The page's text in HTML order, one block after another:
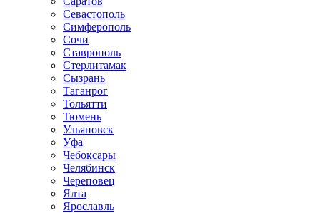
Севастополь
Симферополь
Сочи
Ставрополь
Стерлитамак
Сызрань
Таганрог
Тольятти
Тюмень
Ульяновск
Уфа
Чебоксары
Челябинск
Череповец
Ялта
Ярославль